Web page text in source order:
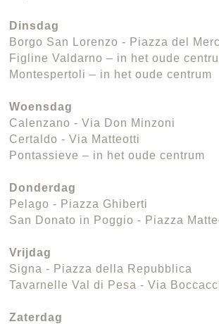
Dinsdag
Borgo San Lorenzo - Piazza del
Figline Valdarno – in het oude
Montespertoli – in het oude centrum
Woensdag
Calenzano - Via Don Minzoni
Certaldo - Via Matteotti
Pontassieve – in het oude centrum
Donderdag
Pelago - Piazza Ghiberti
San Donato in Poggio - Piazza
Vrijdag
Signa - Piazza della Repubblica
Tavarnelle Val di Pesa - Via
Zaterdag